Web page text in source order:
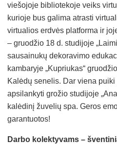
viešojoje bibliotekoje veiks
kurioje bus galima atrasti
virtualios erdvės platforma ir
– gruodžio 18 d. studijoje
sausainukų dekoravimo
kambaryje „Kupriukas“
Kalėdų senelis. Dar viena
apsilankyti grožio studijoje
kalėdinį žuvelių spa. Geros
garantuotos!
Darbo kolektyvams –